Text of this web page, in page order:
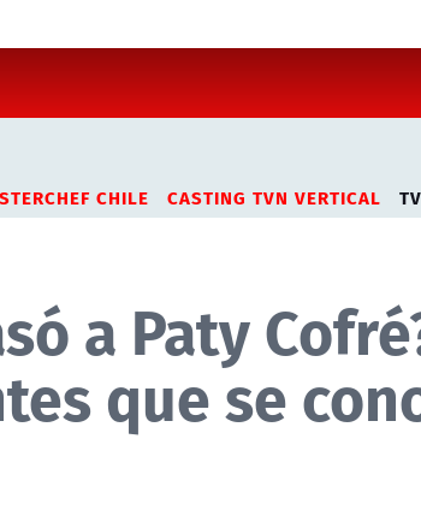
CHILE CASTING TVN VERTICAL
a Paty
que se